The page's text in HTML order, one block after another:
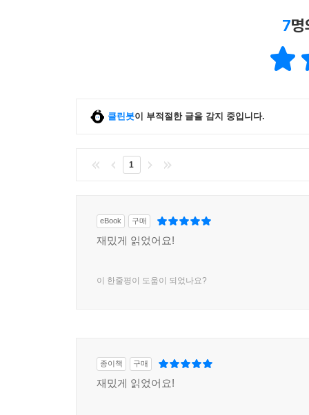
7
클린봇이 부적절한 글을 감지 중입니다.
1
eBook 구매
재밌게 읽었어요!
이 한줄평이 도움이 되었나요?
종이책 구매
재밌게 읽었어요!